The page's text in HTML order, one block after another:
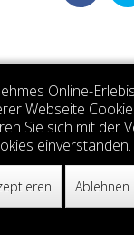
Online-
Webseite
Sie sich mit der
einverstanden.
Ablehnen